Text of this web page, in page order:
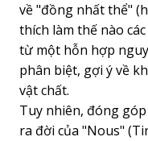
về "đồng nhất thể"
thích làm thế nào
từ một hỗn hợp
phân biệt, gợi ý về
vật chất.
Tuy nhiên, đóng
ra đời của "Nous"